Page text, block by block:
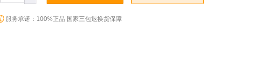
服务承诺：100%正品 国家三包退换货保障